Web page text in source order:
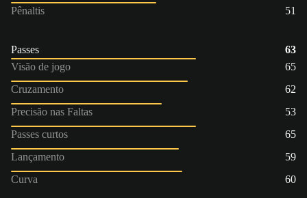
Pênaltis
51
Passes
63
Visão de jogo
65
Cruzamento
62
Precisão nas Faltas
53
Passes curtos
65
Lançamento
59
Curva
60